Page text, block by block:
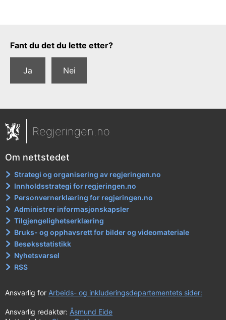
Tilbakemeldingsskjema
Fant du det du lette etter?
Ja Nei
Regjeringen.no
Om nettstedet
Strategi og organisering av regjeringen.no
Innholdsstrategi for regjeringen.no
Personvernerklæring for regjeringen.no
Administrer informasjonskapsler
Tilgjengelighetserklæring
Bruks- og opphavsrett for bilder og videomateriale
Besøksstatistikk
Nyhetsvarsel
RSS
Ansvarlig for Arbeids- og inkluderingsdepartementets sider:
Ansvarlig redaktør: Åsmund Eide